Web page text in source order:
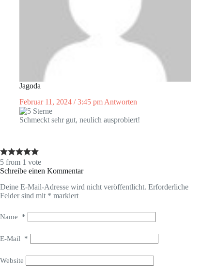
Jagoda
Februar 11, 2024 / 3:45 pm Antworten
Schmeckt sehr gut, neulich ausprobiert!
5 from 1 vote
Schreibe einen Kommentar
Deine E-Mail-Adresse wird nicht veröffentlicht. Erforderliche
Felder sind mit * markiert
Name *
E-Mail *
Website